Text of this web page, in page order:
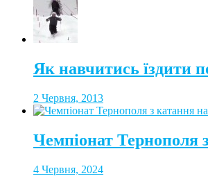
Як навчитись їздити
2 Червня, 2013
Чемпіонат Тернополя
4 Червня, 2024